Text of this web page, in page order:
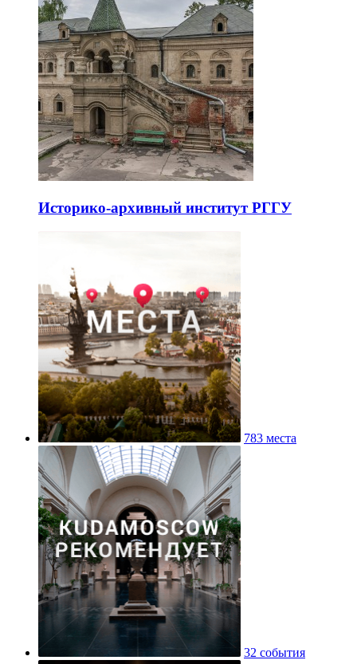
Историко-архивный институт РГГУ
783 места
32 события